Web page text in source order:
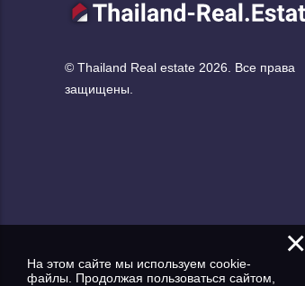
© Thailand Real estate 2026. Все права
защищены.
×
На этом сайте мы используем cookie-
файлы. Продолжая пользоваться сайтом,